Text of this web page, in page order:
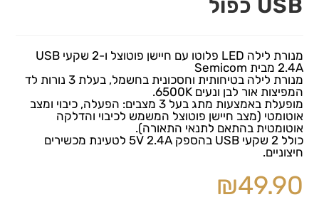
USB כפול
מנורת לילה LED פלוטו עם חיישן פוטוצל ו-2 שקעי USB
2.4A מבית Semicom
מנורת לילה בטיחותית וחסכונית בחשמל, בעלת 3 נורות לד
המפיצות אור לבן ונעים 6500K.
מופעלת באמצעות מתג בעל 3 מצבים: הפעלה, כיבוי ומצב
אוטומטי (מצב חיישן פוטוצל המשמש לכיבוי והדלקה
אוטומטית בהתאם לתנאי התאורה).
כולל 2 שקעי USB בהספק 5V 2.4A לטעינת מכשירים
חיצוניים.
₪49.90